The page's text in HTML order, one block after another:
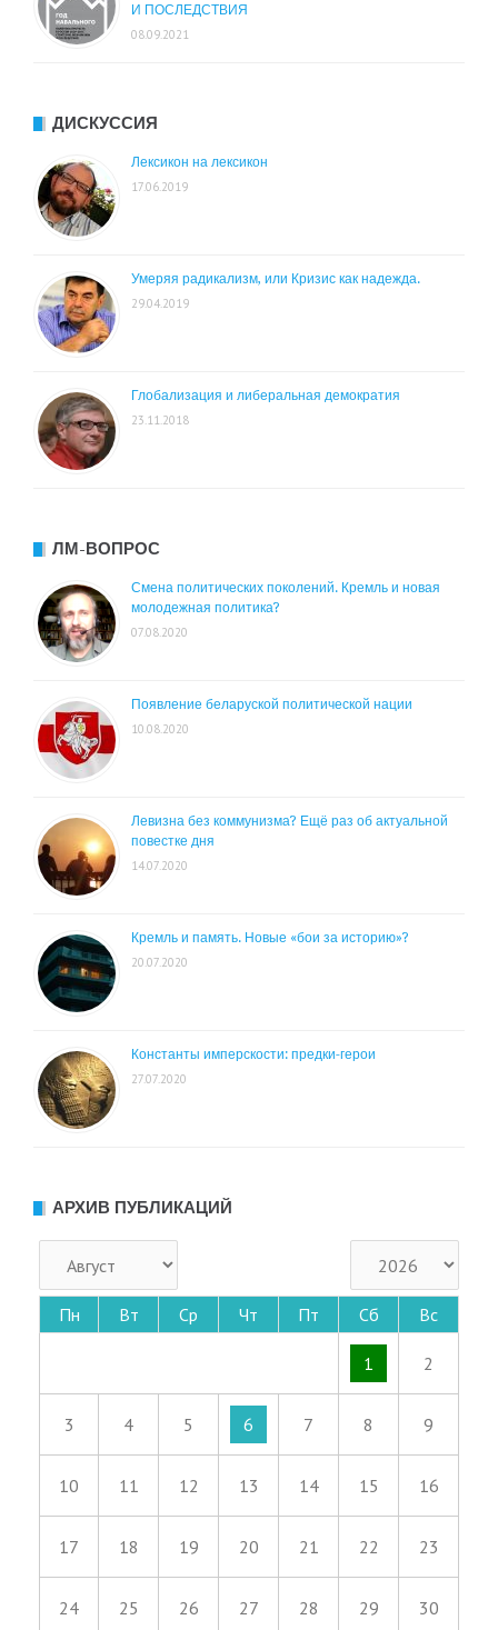
И ПОСЛЕДСТВИЯ
08.09.2021
ДИСКУССИЯ
Лексикон на лексикон
17.06.2019
Умеряя радикализм, или Кризис как надежда.
29.04.2019
Глобализация и либеральная демократия
23.11.2018
ЛМ-ВОПРОС
Смена политических поколений. Кремль и новая
молодежная политика?
07.08.2020
Появление беларуской политической нации
10.08.2020
Левизна без коммунизма? Ещё раз об актуальной
повестке дня
14.07.2020
Кремль и память. Новые «бои за историю»?
20.07.2020
Константы имперскости: предки-герои
27.07.2020
АРХИВ ПУБЛИКАЦИЙ
Пн Вт Ср Чт Пт Сб Вс
1 2
3 4 5 6 7 8 9
10 11 12 13 14 15 16
17 18 19 20 21 22 23
24 25 26 27 28 29 30